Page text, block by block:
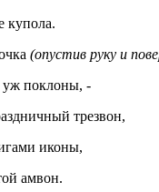
купола.
(опустив руку и
уж поклоны, -
трезвон,
иконы,
амвон.